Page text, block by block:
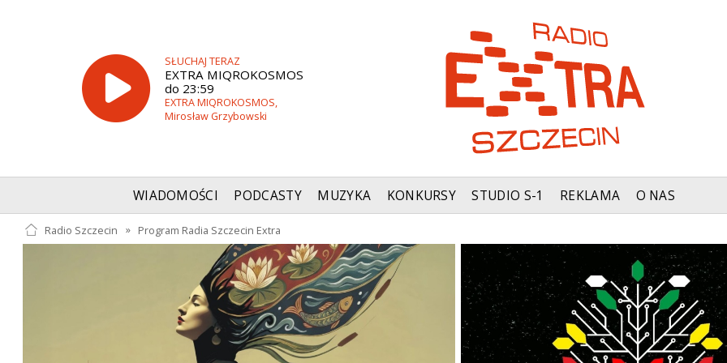
SŁUCHAJ TERAZ
EXTRA MIQROKOSMOS
do 23:59
EXTRA MIQROKOSMOS,
Mirosław Grzybowski
WIADOMOŚCI PODCASTY MUZYKA KONKURSY STUDIO S-1 REKLAMA O NAS
Radio Szczecin » Program Radia Szczecin Extra